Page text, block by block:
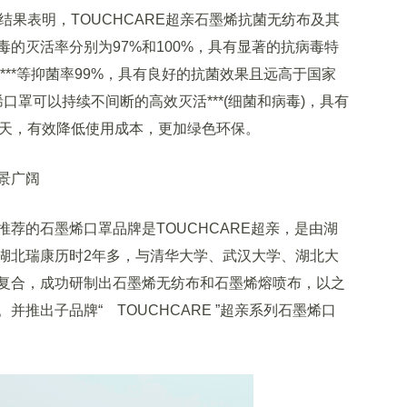
表明，TOUCHCARE超亲石墨烯抗菌无纺布及其
的灭活率分别为97%和100%，具有显著的抗病毒特
等抑菌率99%，具有良好的抗菌效果且远高于国家
罩可以持续不间断的高效灭活***(细菌和病毒)，具有
，有效降低使用成本，更加绿色环保。
广阔
的石墨烯口罩品牌是TOUCHCARE超亲，是由湖
北瑞康历时2年多，与清华大学、武汉大学、湖北大
合，成功研制出石墨烯无纺布和石墨烯熔喷布，以之
并推出子品牌“ TOUCHCARE ”超亲系列石墨烯口